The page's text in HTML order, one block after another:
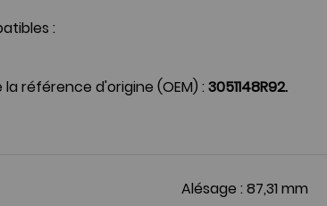
:
référence d'origine (OEM) : 3051148R92.
Alésage : 87,31 mm